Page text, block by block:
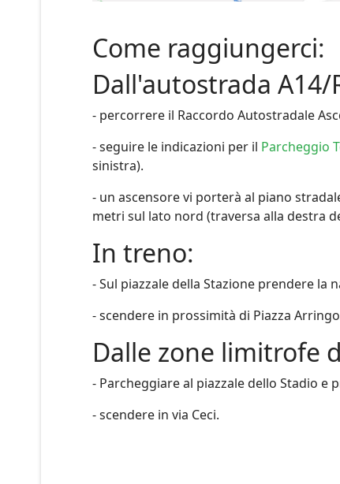
Come raggiungerci:
Dall'autostrada
- percorrere il Raccordo Autostradale
- seguire le indicazioni per il Parcheggio
sinistra).
- un ascensore vi porterà al piano
metri sul lato nord (traversa alla destra
In treno:
- Sul piazzale della Stazione prendere la
- scendere in prossimità di Piazza
Dalle zone limitrofe
- Parcheggiare al piazzale dello Stadio e
- scendere in via Ceci.